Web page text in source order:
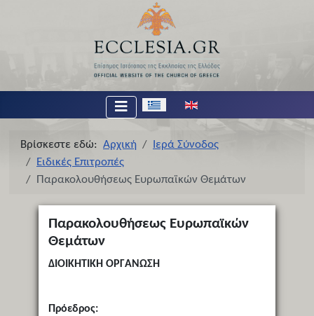
Επιλέξτε τη γλώσσα σας
Βρίσκεστε εδώ: Αρχική
Ιερά Σύνοδος
Ειδικές Επιτροπές
Παρακολουθήσεως Ευρωπαϊκών Θεμάτων
Παρακολουθήσεως Ευρωπαϊκών
Θεμάτων
ΔΙΟΙΚΗΤΙΚΗ ΟΡΓΑΝΩΣΗ
Πρόεδρος: